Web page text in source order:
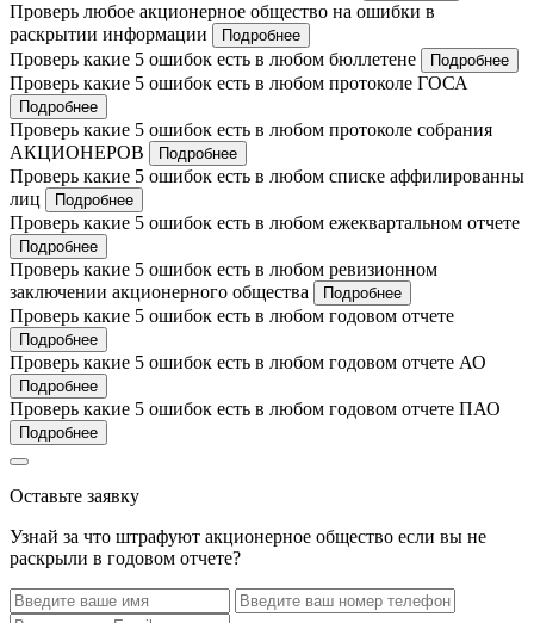
Проверь любое акционерное общество на ошибки в
раскрытии информации
Подробнее
Проверь какие 5 ошибок есть в любом бюллетене Подробнее
Проверь какие 5 ошибок есть в любом протоколе ГОСА
Подробнее
Проверь какие 5 ошибок есть в любом протоколе собрания
АКЦИОНЕРОВ
Подробнее
Проверь какие 5 ошибок есть в любом списке аффилированны
лиц
Подробнее
Проверь какие 5 ошибок есть в любом ежеквартальном отчете
Подробнее
Проверь какие 5 ошибок есть в любом ревизионном
заключении акционерного общества
Подробнее
Проверь какие 5 ошибок есть в любом годовом отчете
Подробнее
Проверь какие 5 ошибок есть в любом годовом отчете АО
Подробнее
Проверь какие 5 ошибок есть в любом годовом отчете ПАО
Подробнее
Оставьте заявку
Узнай за что штрафуют акционерное общество если вы не
раскрыли в годовом отчете?